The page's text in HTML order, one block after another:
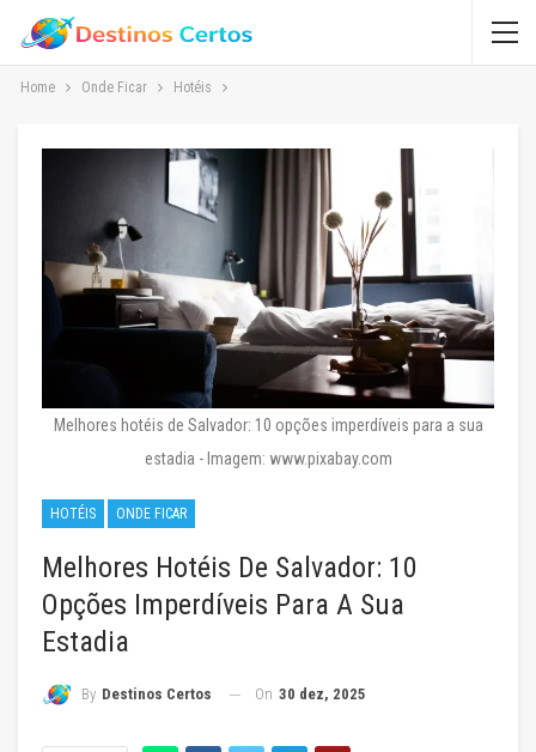
Home Onde Ficar Hotéis
Melhores hotéis de Salvador: 10 opções imperdíveis para a sua
estadia - Imagem: www.pixabay.com
HOTÉIS ONDE FICAR
Melhores Hotéis De Salvador: 10
Opções Imperdíveis Para A Sua
Estadia
By Destinos Certos On 30 dez, 2025